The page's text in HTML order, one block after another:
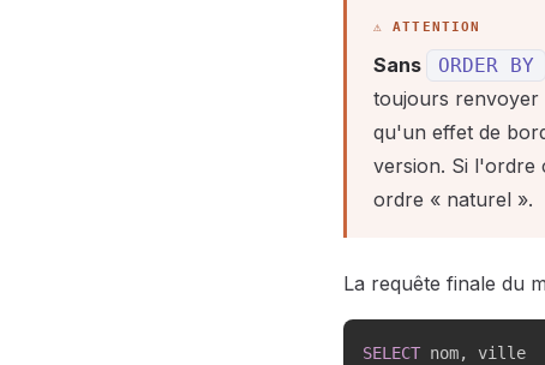
Sans ORDER BY
toujours renvoyer
qu'un effet de
version. Si l'ordre
ordre « naturel ».
La requête finale du
SELECT nom,